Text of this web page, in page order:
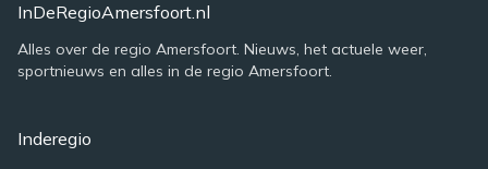
InDeRegioAmersfoort.nl
Alles over de regio Amersfoort. Nieuws, het actuele weer,
sportnieuws en alles in de regio Amersfoort.
Inderegio